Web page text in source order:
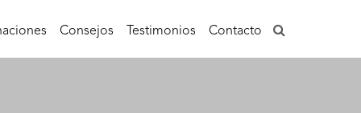
Consejos Testimonios Contacto